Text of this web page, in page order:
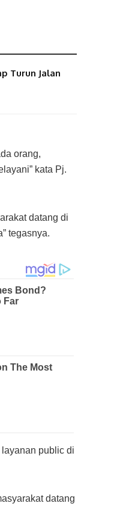
Turun Jalan
orang,
kata Pj.
datang di
tegasnya.
public di
datang